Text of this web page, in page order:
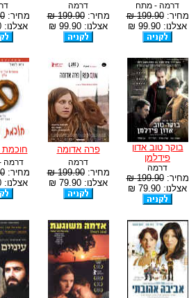
דרמה - מתח
מחיר:199.90 ₪
אצלנו: 99.90 ₪
דרמה
מחיר:199.90 ₪
אצלנו: 99.90 ₪
מחיר:
אצלנו: 99.90 ₪
בוקר טוב אדון
פידלמן
דרמה
מחיר:199.90 ₪
אצלנו: 79.90 ₪
פרה אדומה
דרמה
מחיר:199.90 ₪
אצלנו: 79.90 ₪
חוכמת
דרמה
מחיר:
אצלנו: 79.90 ₪